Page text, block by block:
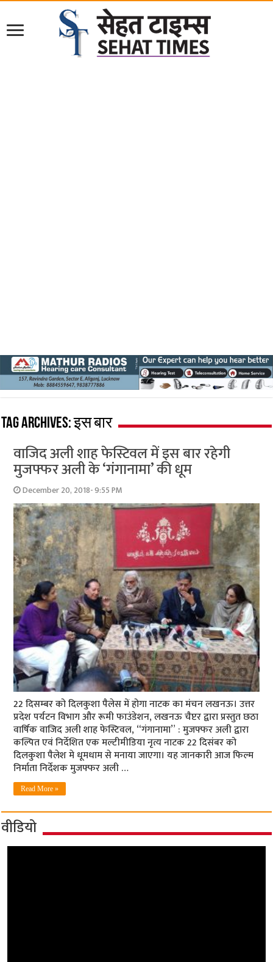
Tag Archives:इस बार
वाजिद अली शाह फेस्टिवल में इस बार रहेगी
मुजफ्फर अली के ‘गंगानामा’ की धूम
December 20, 2018- 9:55 PM
22 दिसम्‍बर को दिलकुशा पैलेस में होगा नाटक का मंचन लखनऊ। उत्तर
प्रदेश पर्यटन विभाग और रूमी फाउंडेशन, लखनऊ चैप्टर द्वारा प्रस्तुत छठा
वार्षिक वाजिद अली शाह फेस्टिवल, “गंगानामा” : मुजफ्फर अली द्वारा
कल्पित एवं निर्देशित एक मल्टीमीडिया नृत्य नाटक 22 दिसंबर को
दिलकुशा पैलेश मे धूमधाम से मनाया जाएगा। यह जानकारी आज फि‍ल्‍म
निर्माता निर्देशक मुजफ्फर अली …
Read More »
वीडियो